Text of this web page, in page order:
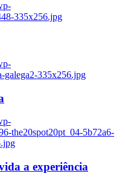
335x256.jpg
galega2-335x256.jpg
the20spot20pt_04-5b72a6-
a experiência